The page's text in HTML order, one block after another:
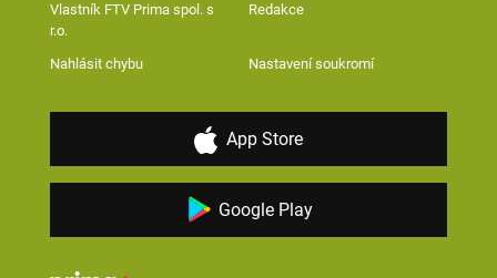
Vlastník FTV Prima spol. s
r.o.
Redakce
Nahlásit chybu Nastavení soukromí
App Store
Google Play